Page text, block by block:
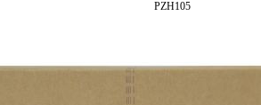
PZH105